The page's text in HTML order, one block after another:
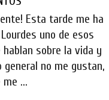
Esta tarde me ha
uno de esos
hablan sobre la vida y
general no me gustan,
...